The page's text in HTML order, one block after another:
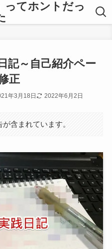
ってホントだっ
記～自己紹介ペー
正
年3月18日 2022年6月2日
含まれています。